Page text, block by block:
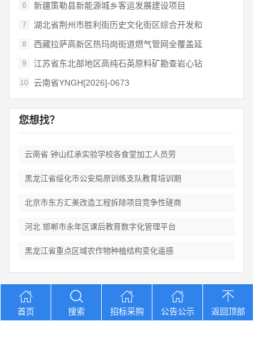
6 新疆策勒县新能源城乡客运发展建设项目
7 湖北省荆州市胜利街历史文化街区综合开发和
8 西藏拉萨高新区热玛岗街道燃气管网全覆盖延
9 江苏省东北部地区高纯石英原料矿勘查岩心钻
10 云南省YNGH[2026]-0673
您想找？
云南省 钟山红承实验学校各食堂加工人员劳
黑龙江省绥化市公安局原训练支队教育培训期
北京市东方汇美改造工程拆除项目竞争性磋商
河北 邯郸市永年区课后教育数字化管理平台
黑龙江省重点区域农作物种植结构变化遥感
Copyright © 2012-2026 中招招标网 版权所有 网站备案号：京
ICP备2023026371号-2
首页 搜索 招标采购 公告公示 返回顶部